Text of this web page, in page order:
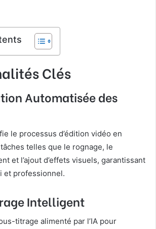
Clés
Automatisée des
le processus d’édition vidéo en
telles que le rognage, le
et l’ajout d’effets visuels, garantissant
et professionnel.
Intelligent
titrage alimenté par l’IA pour